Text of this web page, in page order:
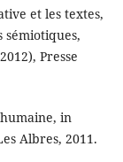
et les textes,
Presse
in
Albres, 2011.